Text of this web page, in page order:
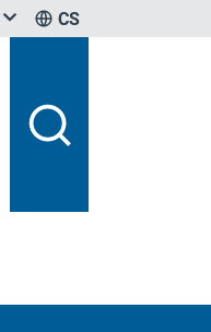
CS